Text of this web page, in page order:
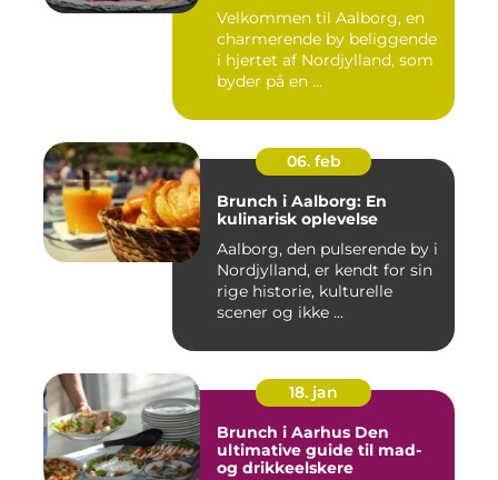
Velkommen til Aalborg, en
charmerende by beliggende
i hjertet af Nordjylland, som
byder på en ...
06. feb
Brunch i Aalborg: En
kulinarisk oplevelse
Aalborg, den pulserende by i
Nordjylland, er kendt for sin
rige historie, kulturelle
scener og ikke ...
18. jan
Brunch i Aarhus Den
ultimative guide til mad-
og drikkeelskere